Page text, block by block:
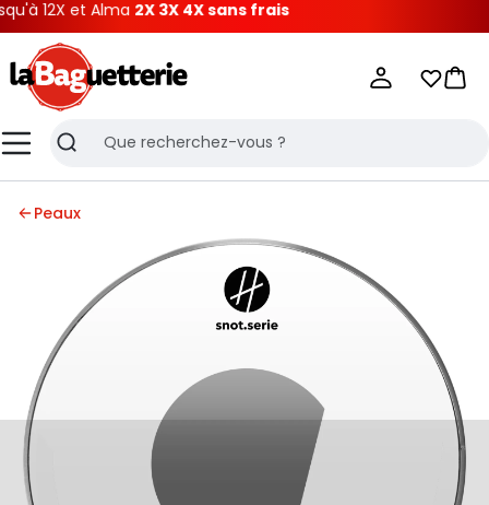
12X et Alma2X 3X 4X sans frais
MenuRecherche
Mes
Peaux